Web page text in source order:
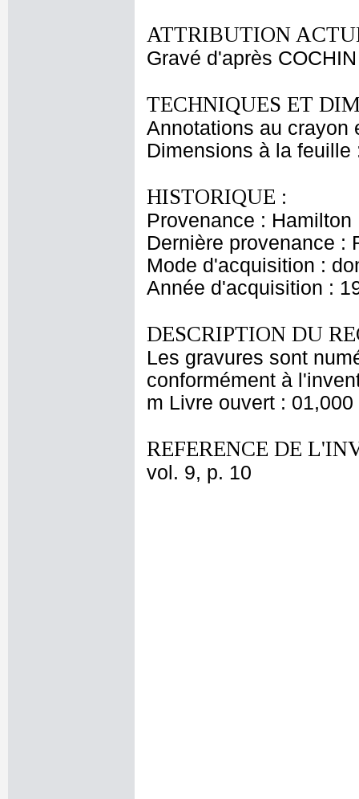
ATTRIBUTION
Gravé d'après
TECHNIQUES ET
Annotations au crayon
Dimensions à la
HISTORIQUE :
Provenance : Hamilton
Dernière provenance :
Mode d'acquisition :
Année d'acquisition :
DESCRIPTION DU
Les gravures sont
conformément à
m Livre ouvert : 01,000
REFERENCE DE
vol. 9, p. 10